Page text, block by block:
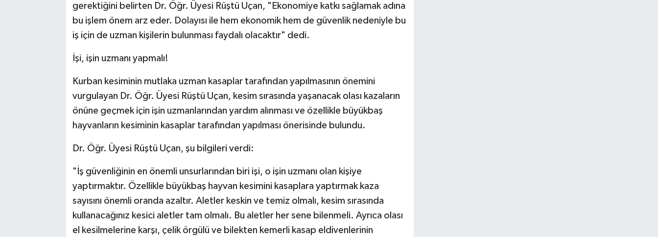
gerektiğini belirten Dr. Öğr. Üyesi Rüştü Uçan, "Ekonomiye katkı sağlamak adına
bu işlem önem arz eder. Dolayısı ile hem ekonomik hem de güvenlik nedeniyle bu
iş için de uzman kişilerin bulunması faydalı olacaktır" dedi.
İşi, işin uzmanı yapmalı!
Kurban kesiminin mutlaka uzman kasaplar tarafından yapılmasının önemini
vurgulayan Dr. Öğr. Üyesi Rüştü Uçan, kesim sırasında yaşanacak olası kazaların
önüne geçmek için işin uzmanlarından yardım alınması ve özellikle büyükbaş
hayvanların kesiminin kasaplar tarafından yapılması önerisinde bulundu.
Dr. Öğr. Üyesi Rüştü Uçan, şu bilgileri verdi:
"İş güvenliğinin en önemli unsurlarından biri işi, o işin uzmanı olan kişiye
yaptırmaktır. Özellikle büyükbaş hayvan kesimini kasaplara yaptırmak kaza
sayısını önemli oranda azaltır. Aletler keskin ve temiz olmalı, kesim sırasında
kullanacağınız kesici aletler tam olmalı. Bu aletler her sene bilenmeli. Ayrıca olası
el kesilmelerine karşı, çelik örgülü ve bilekten kemerli kasap eldivenlerinin